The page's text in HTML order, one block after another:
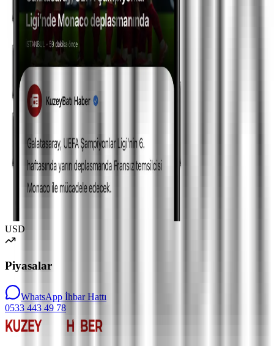
USD
Piyasalar
WhatsApp İhbar Hattı
0533 443 49 78